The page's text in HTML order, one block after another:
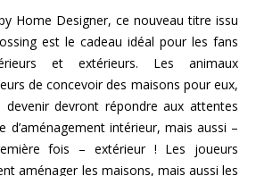
Home Designer, ce nouveau titre issu
est le cadeau idéal pour les fans
et extérieurs. Les animaux
de concevoir des maisons pour eux,
devront répondre aux attentes
d’aménagement intérieur, mais aussi –
fois – extérieur ! Les joueurs
aménager les maisons, mais aussi les